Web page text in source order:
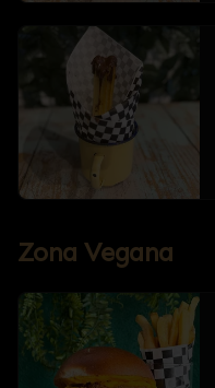
Zona Vegana